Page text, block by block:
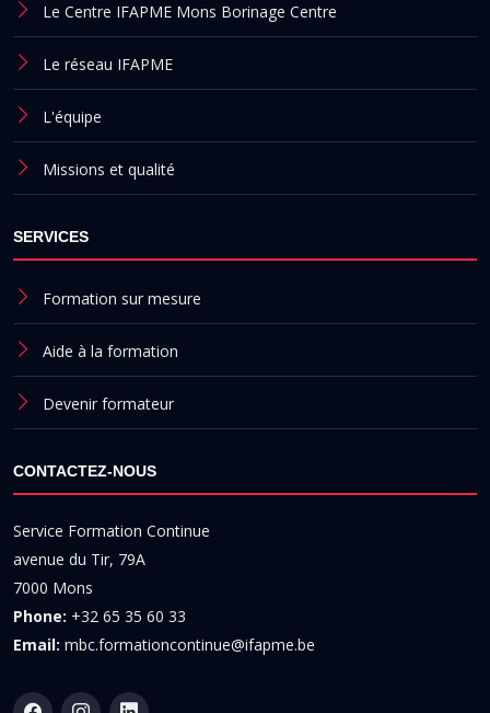
Le Centre IFAPME Mons Borinage Centre
Le réseau IFAPME
L'équipe
Missions et qualité
SERVICES
Formation sur mesure
Aide à la formation
Devenir formateur
CONTACTEZ-NOUS
Service Formation Continue
avenue du Tir, 79A
7000 Mons
Phone: +32 65 35 60 33
Email: mbc.formationcontinue@ifapme.be